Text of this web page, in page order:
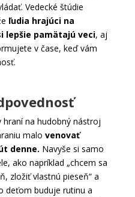
Vedecké štúdie
ľudia hrajúci na
lepšie pamätajú veci, aj
v čase, keď vám
hraní na hudobný nástroj
malo venovať
denne. Navyše si samo
ako napríklad „chcem sa
zložiť vlastnú pieseň“ a
deťom buduje rutinu a